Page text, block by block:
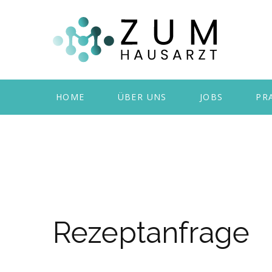
HOME ÜBER UNS JOBS
Rezeptanfrage